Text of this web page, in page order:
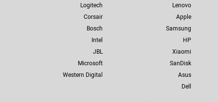
Lenovo
Apple
Samsung
HP
Xiaomi
SanDisk
Asus
Dell
Logitech
Corsair
Bosch
Intel
JBL
Microsoft
Western Digital